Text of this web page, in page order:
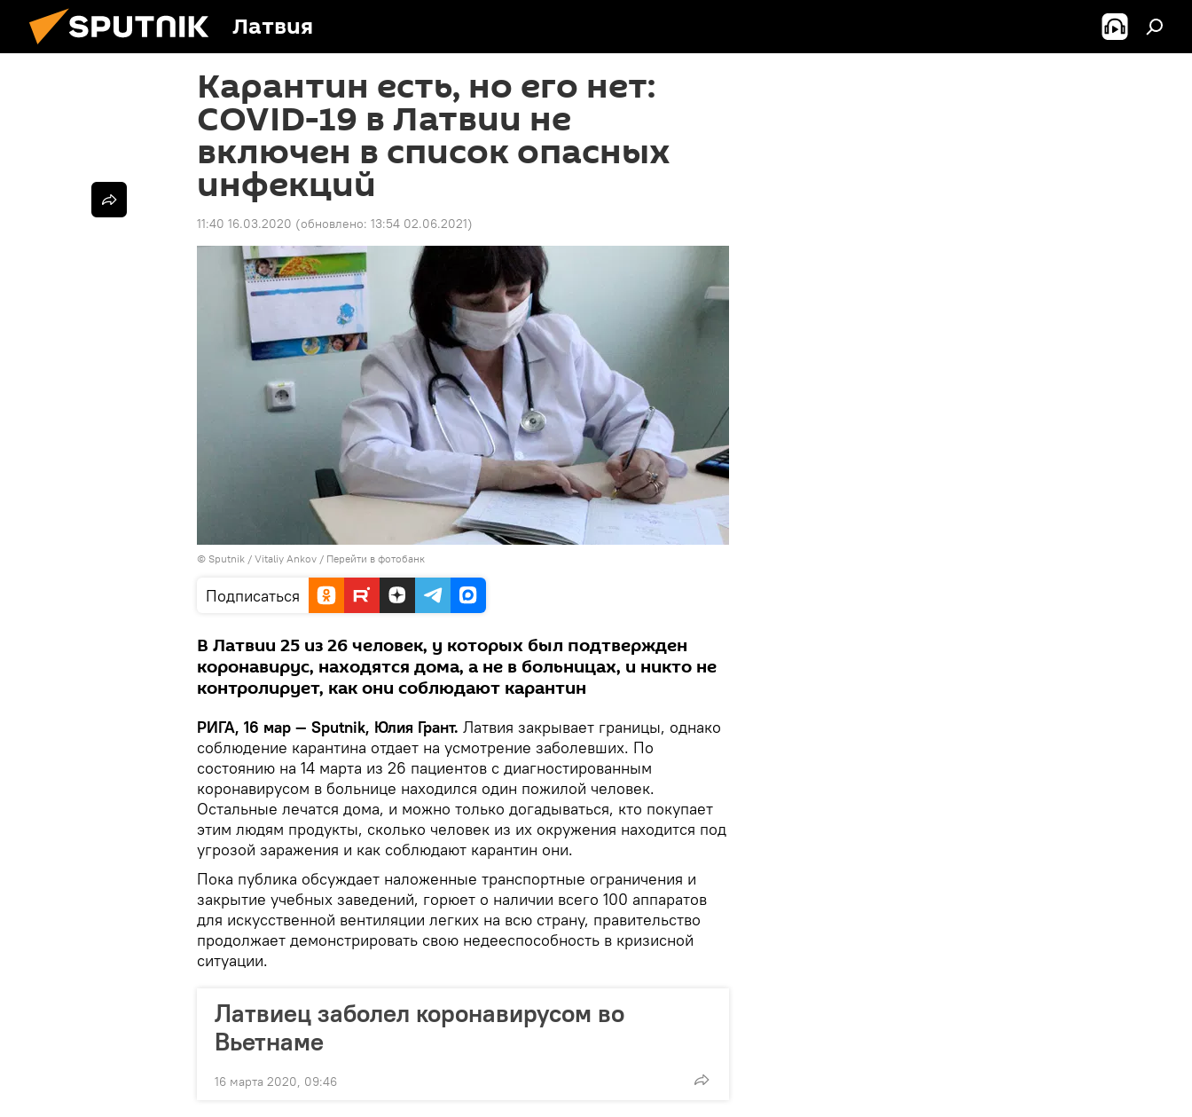
Латвия
Карантин есть, но его нет:
COVID-19 в Латвии не
включен в список опасных
инфекций
11:40 16.03.2020 (обновлено: 13:54 02.06.2021)
© Sputnik / Vitaliy Ankov / Перейти в фотобанк
Подписаться
В Латвии 25 из 26 человек, у которых был подтвержден
коронавирус, находятся дома, а не в больницах, и никто не
контролирует, как они соблюдают карантин
РИГА, 16 мар — Sputnik, Юлия Грант. Латвия закрывает границы, однако
соблюдение карантина отдает на усмотрение заболевших. По
состоянию на 14 марта из 26 пациентов с диагностированным
коронавирусом в больнице находился один пожилой человек.
Остальные лечатся дома, и можно только догадываться, кто покупает
этим людям продукты, сколько человек из их окружения находится под
угрозой заражения и как соблюдают карантин они.
Пока публика обсуждает наложенные транспортные ограничения и
закрытие учебных заведений, горюет о наличии всего 100 аппаратов
для искусственной вентиляции легких на всю страну, правительство
продолжает демонстрировать свою недееспособность в кризисной
ситуации.
Латвиец заболел коронавирусом во
Вьетнаме
16 марта 2020, 09:46